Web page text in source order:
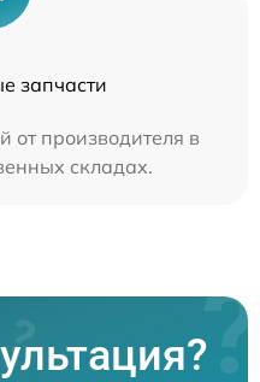
запчасти
от производителя в
складах.